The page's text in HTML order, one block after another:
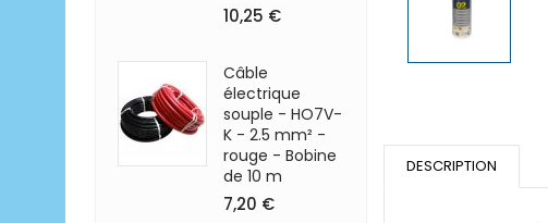
10,25 €
Câble
électrique
souple - HO7V-
K - 2.5 mm² -
rouge - Bobine
de 10 m
7,20 €
DESCRIPTION